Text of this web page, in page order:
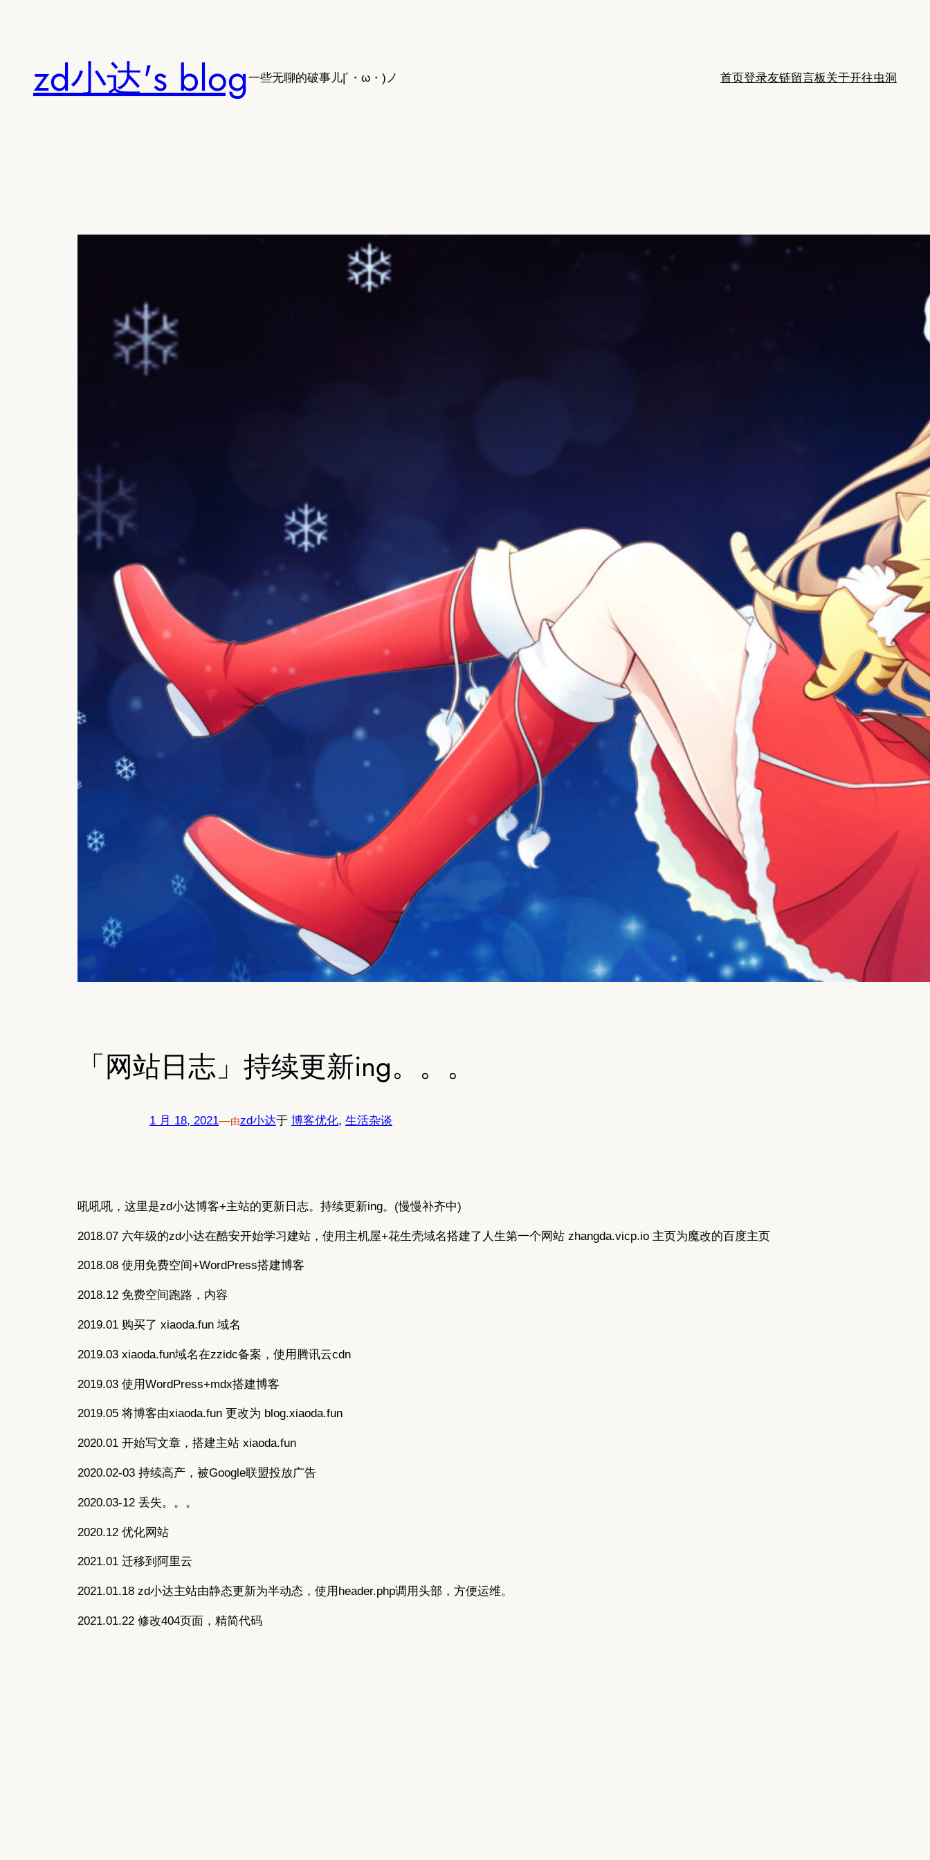
zd小达's blog一些无聊的破事儿|´・ω・)ノ 首页登录友链留言板关于开往虫洞
「网站日志」持续更新ing。。。
1 月 18, 2021—由zd小达于 博客优化, 生活杂谈
吼吼吼，这里是zd小达博客+主站的更新日志。持续更新ing。(慢慢补齐中)
2018.07 六年级的zd小达在酷安开始学习建站，使用主机屋+花生壳域名搭建了人生第一个网站 zhangda.vicp.io 主页为魔改的百度主页
2018.08 使用免费空间+WordPress搭建博客
2018.12 免费空间跑路，内容
2019.01 购买了 xiaoda.fun 域名
2019.03 xiaoda.fun域名在zzidc备案，使用腾讯云cdn
2019.03 使用WordPress+mdx搭建博客
2019.05 将博客由xiaoda.fun 更改为 blog.xiaoda.fun
2020.01 开始写文章，搭建主站 xiaoda.fun
2020.02-03 持续高产，被Google联盟投放广告
2020.03-12 丢失。。。
2020.12 优化网站
2021.01 迁移到阿里云
2021.01.18 zd小达主站由静态更新为半动态，使用header.php调用头部，方便运维。
2021.01.22 修改404页面，精简代码